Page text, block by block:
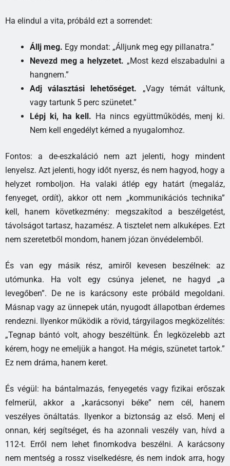
Ha elindul a vita, próbáld ezt a sorrendet:
Állj meg. Egy mondat: „Álljunk meg egy pillanatra.”
Nevezd meg a helyzetet. „Most kezd elszabadulni a
hangnem.”
Adj választási lehetőséget. „Vagy témát váltunk,
vagy tartunk 5 perc szünetet.”
Lépj ki, ha kell. Ha nincs együttműködés, menj ki.
Nem kell engedélyt kérned a nyugalomhoz.
Fontos: a de-eszkaláció nem azt jelenti, hogy mindent
lenyelsz. Azt jelenti, hogy időt nyersz, és nem hagyod, hogy a
helyzet romboljon. Ha valaki átlép egy határt (megaláz,
fenyeget, ordít), akkor ott nem „kommunikációs technika”
kell, hanem következmény: megszakítod a beszélgetést,
távolságot tartasz, hazamész. A tisztelet nem alkuképes. Ezt
nem szeretetből mondom, hanem józan önvédelemből.
És van egy másik rész, amiről kevesen beszélnek: az
utómunka. Ha volt egy csúnya jelenet, ne hagyd „a
levegőben”. De ne is karácsony este próbáld megoldani.
Másnap vagy az ünnepek után, nyugodt állapotban érdemes
rendezni. Ilyenkor működik a rövid, tárgyilagos megközelítés:
„Tegnap bántó volt, ahogy beszéltünk. Én legközelebb azt
kérem, hogy ne emeljük a hangot. Ha mégis, szünetet tartok.”
Ez nem dráma, hanem keret.
És végül: ha bántalmazás, fenyegetés vagy fizikai erőszak
felmerül, akkor a „karácsonyi béke” nem cél, hanem
veszélyes önáltatás. Ilyenkor a biztonság az első. Menj el
onnan, kérj segítséget, és ha azonnali veszély van, hívd a
112-t. Erről nem lehet finomkodva beszélni. A karácsony
nem mentség a rossz viselkedésre, és nem indok arra, hogy